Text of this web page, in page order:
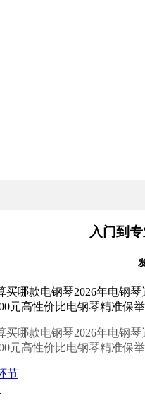
入门到
款电钢琴2026年电钢琴
元高性价比电钢琴精准保举
款电钢琴2026年电钢琴
元高性价比电钢琴精准保举
节